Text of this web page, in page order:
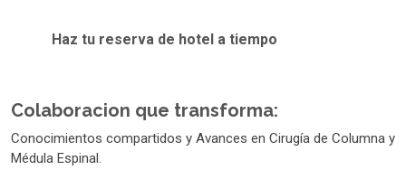
Haz tu reserva de hotel a tiempo
Colaboracion que transforma:
Conocimientos compartidos y Avances en Cirugía de Columna y
Médula Espinal.